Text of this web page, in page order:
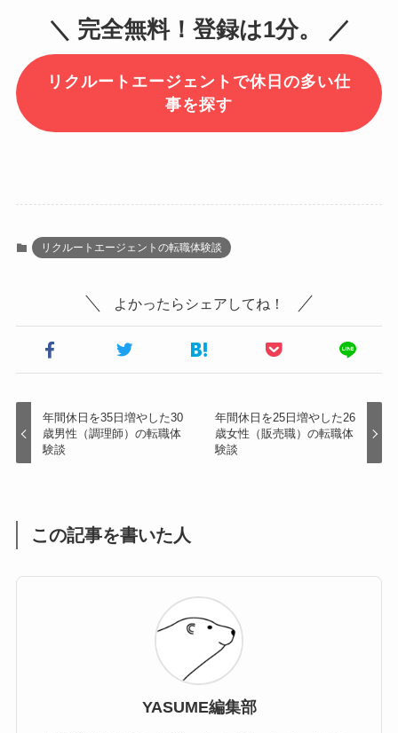
＼ 完全無料！登録は1分。 ／
リクルートエージェントで休日の多い仕
事を探す
リクルートエージェントの転職体験談
よかったらシェアしてね！
年間休日を35日増やした30
歳男性（調理師）の転職体
験談
年間休日を25日増やした26
歳女性（販売職）の転職体
験談
この記事を書いた人
YASUME編集部